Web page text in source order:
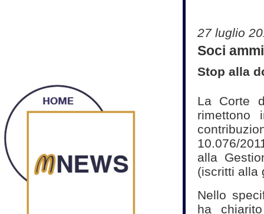
27 luglio
Soci
Stop alla
La Corte
rimettono
10.076/
alla
(iscritti alla
Nello
ha